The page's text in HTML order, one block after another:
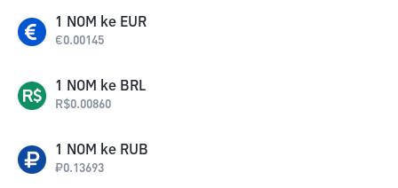
1 NOM ke EUR
€0.00145
1 NOM ke BRL
R$0.00860
1 NOM ke RUB
₽0.13693